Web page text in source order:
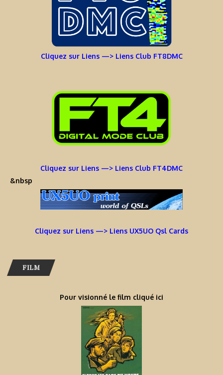
Cliquez sur Liens —> Liens Club FT8DMC
Cliquez sur Liens —> Liens Club FT4DMC
&nbsp
Cliquez sur Liens —> Liens UX5UO Qsl Cards
FILM
Pour visionné le film cliqué ici